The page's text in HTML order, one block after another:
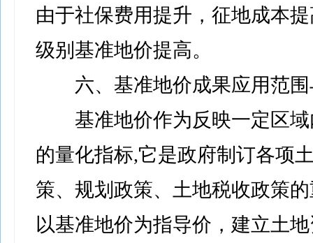
由于社保费用提升，征地成本
级别基准地价提高。
六、基准地价成果应用范围
基准地价作为反映一定区域
的量化指标,它是政府制订各项
策、规划政策、土地税收政策
以基准地价为指导价，建立土